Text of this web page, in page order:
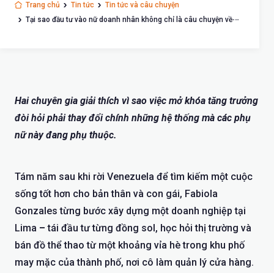
Trang chủ Tin tức
Tin tức và câu chuyện
Tại sao đầu tư vào nữ doanh nhân không chỉ là câu chuyện về
Hai chuyên gia giải thích vì sao việc mở khóa tăng trưởng
đòi hỏi phải thay đổi chính những hệ thống mà các phụ
nữ này đang phụ thuộc.
Tám năm sau khi rời Venezuela để tìm kiếm một cuộc
sống tốt hơn cho bản thân và con gái, Fabiola
Gonzales từng bước xây dựng một doanh nghiệp tại
Lima – tái đầu tư từng đồng sol, học hỏi thị trường và
bán đồ thể thao từ một khoảng vỉa hè trong khu phố
may mặc của thành phố, nơi cô làm quản lý cửa hàng.